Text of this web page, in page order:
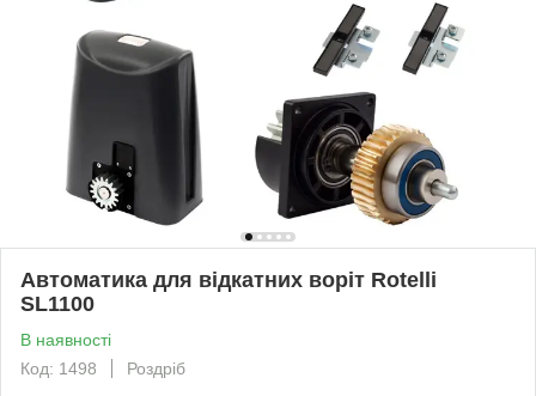
Автоматика для відкатних воріт Rotelli
SL1100
В наявності
Код: 1498
Роздріб